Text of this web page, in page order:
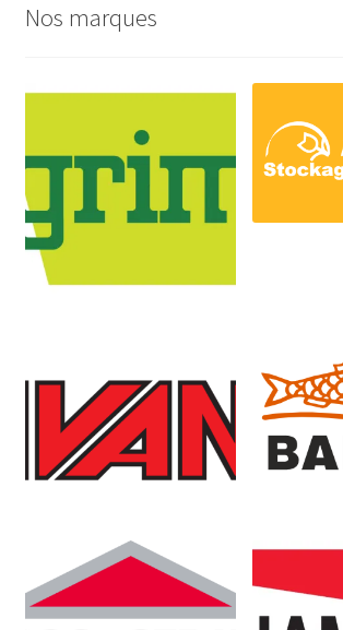
Nos marques